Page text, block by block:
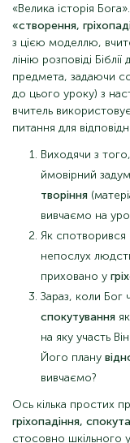
«Велика історія
«створення,
з цією моделлю,
лінію розповіді
предмета, задаючи
до цього уроку) з
вчитель
питання для
Виходячи з
ймовірний
творіння
вивчаємо на
Як спотворився
непослух
приховано у
Зараз, коли Бог
спокутування
на яку участь
Його плану
вивчаємо?
Ось кілька простих
гріхопадіння,
стосовно шкільного